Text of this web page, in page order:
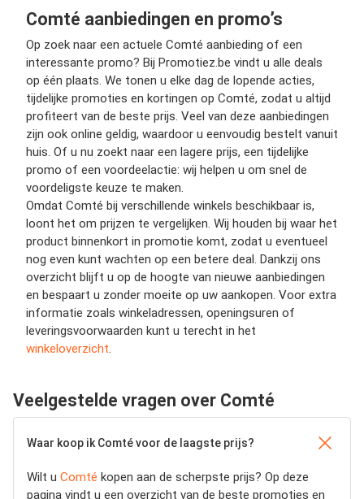
Comté aanbiedingen en promo’s
Op zoek naar een actuele Comté aanbieding of een
interessante promo? Bij Promotiez.be vindt u alle deals
op één plaats. We tonen u elke dag de lopende acties,
tijdelijke promoties en kortingen op Comté, zodat u altijd
profiteert van de beste prijs. Veel van deze aanbiedingen
zijn ook online geldig, waardoor u eenvoudig bestelt vanuit
huis. Of u nu zoekt naar een lagere prijs, een tijdelijke
promo of een voordeelactie: wij helpen u om snel de
voordeligste keuze te maken.
Omdat Comté bij verschillende winkels beschikbaar is,
loont het om prijzen te vergelijken. Wij houden bij waar het
product binnenkort in promotie komt, zodat u eventueel
nog even kunt wachten op een betere deal. Dankzij ons
overzicht blijft u op de hoogte van nieuwe aanbiedingen
en bespaart u zonder moeite op uw aankopen. Voor extra
informatie zoals winkeladressen, openingsuren of
leveringsvoorwaarden kunt u terecht in het
winkeloverzicht
Veelgestelde vragen over Comté
Waar koop ik Comté voor de laagste prijs?
Wilt u Comté kopen aan de scherpste prijs? Op deze
pagina vindt u een overzicht van de beste promoties en